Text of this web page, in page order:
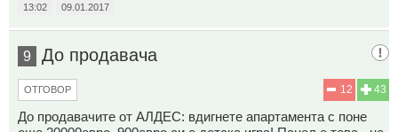
13:02 09.01.2017
9 До продавача
43
12
ОТГОВОР
До продавачите от АЛДЕС: вдигнете апартамента с поне